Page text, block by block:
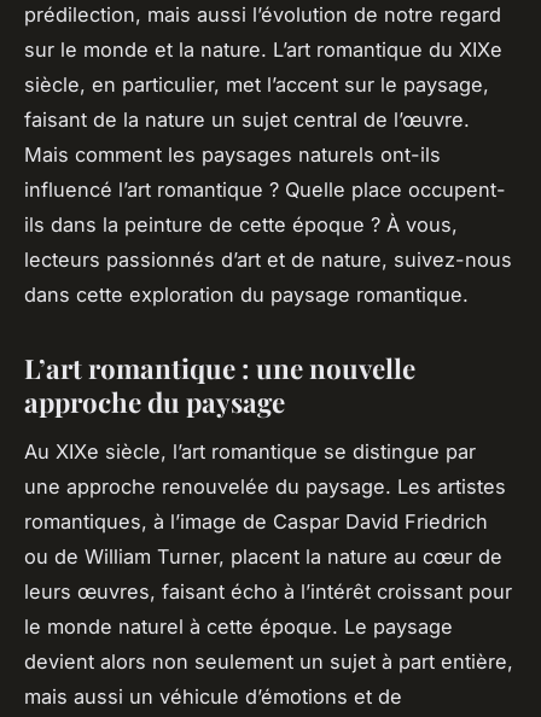
prédilection, mais aussi l’évolution de notre regard
sur le monde et la nature. L’art romantique du XIXe
siècle, en particulier, met l’accent sur le paysage,
faisant de la nature un sujet central de l’œuvre.
Mais comment les paysages naturels ont-ils
influencé l’art romantique ? Quelle place occupent-
ils dans la peinture de cette époque ? À vous,
lecteurs passionnés d’art et de nature, suivez-nous
dans cette exploration du paysage romantique.
L’art romantique : une nouvelle
approche du paysage
Au XIXe siècle, l’art romantique se distingue par
une approche renouvelée du paysage. Les artistes
romantiques, à l’image de Caspar David Friedrich
ou de William Turner, placent la nature au cœur de
leurs œuvres, faisant écho à l’intérêt croissant pour
le monde naturel à cette époque. Le paysage
devient alors non seulement un sujet à part entière,
mais aussi un véhicule d’émotions et de